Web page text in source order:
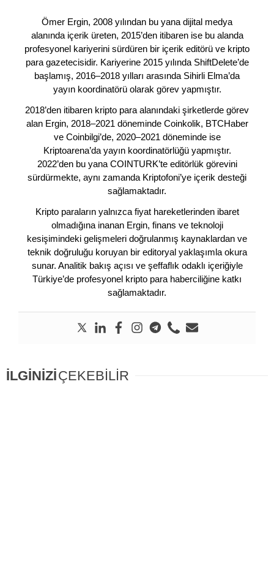
Ömer Ergin, 2008 yılından bu yana dijital medya
alanında içerik üreten, 2015’den itibaren ise bu alanda
profesyonel kariyerini sürdüren bir içerik editörü ve kripto
para gazetecisidir. Kariyerine 2015 yılında ShiftDelete’de
başlamış, 2016–2018 yılları arasında Sihirli Elma’da
yayın koordinatörü olarak görev yapmıştır.
2018’den itibaren kripto para alanındaki şirketlerde görev
alan Ergin, 2018–2021 döneminde Coinkolik, BTCHaber
ve Coinbilgi’de, 2020–2021 döneminde ise
Kriptoarena’da yayın koordinatörlüğü yapmıştır.
2022’den bu yana COINTURK’te editörlük görevini
sürdürmekte, aynı zamanda Kriptofoni’ye içerik desteği
sağlamaktadır.
Kripto paraların yalnızca fiyat hareketlerinden ibaret
olmadığına inanan Ergin, finans ve teknoloji
kesişimindeki gelişmeleri doğrulanmış kaynaklardan ve
teknik doğruluğu koruyan bir editoryal yaklaşımla okura
sunar. Analitik bakış açısı ve şeffaflık odaklı içeriğiyle
Türkiye’de profesyonel kripto para haberciliğine katkı
sağlamaktadır.
İLGİNİZİÇEKEBİLİR